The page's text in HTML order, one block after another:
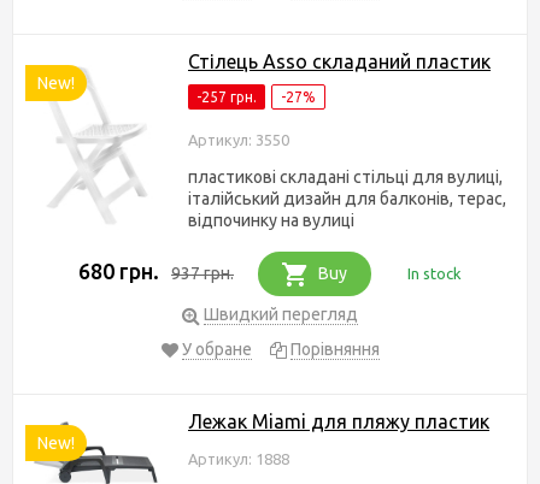
New!
Стілець Asso складаний пластик
-257 грн. -27%
Артикул: 3550
пластикові складані стільці для вулиці,
італійський дизайн для балконів, терас,
відпочинку на вулиці
680 грн. 937 грн. Buy In stock
Швидкий перегляд
У обране
Порівняння
New!
Лежак Miami для пляжу пластик
Артикул: 1888